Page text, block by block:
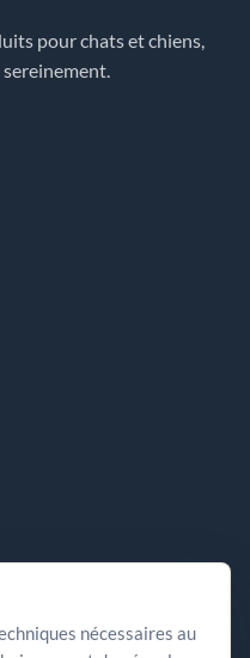
pour chats et chiens,
offres, comprendre les
nécessaires au